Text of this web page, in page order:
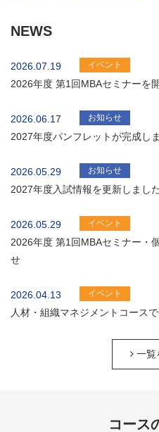
NEWS
2026.07.19 イベント
2026年度 第1回MBAセミナーを
2026.06.17 お知らせ
2027年度パンフレットが完成し
2026.05.29 お知らせ
2027年度入試情報を更新しました
2026.05.29 イベント
2026年度 第1回MBAセミナー・
せ
2026.04.13 イベント
人材・組織マネジメントコース
一覧
コース